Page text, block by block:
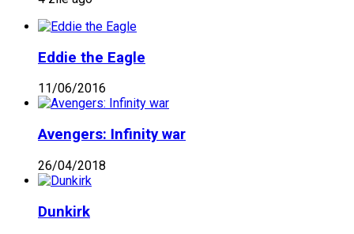
Eddie the Eagle
11/06/2016
Avengers: Infinity war
26/04/2018
Dunkirk